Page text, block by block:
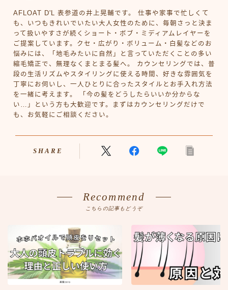
AFLOAT D'L 表参道の井上晃輔です。 仕事や家事で忙しくて
も、いつもきれいでいたい大人女性のために、毎朝さっと決ま
って扱いやすさが続くショート・ボブ・ミディアムレイヤーを
ご提案しています。クセ・広がり・ボリューム・白髪などのお
悩みには、「地毛みたいに自然」と言っていただくことの多い
縮毛矯正で、無理なくまとまる髪へ。 カウンセリングでは、普
段の生活リズムやスタイリングに使える時間、好きな雰囲気を
丁寧にお伺いし、一人ひとりに合ったスタイルとお手入れ方法
を一緒に考えます。 「今の髪をどうしたらいいか分からな
い…」という方も大歓迎です。まずはカウンセリングだけで
も、お気軽にご相談ください。
SHARE
Recommend
こちらの記事もどうぞ